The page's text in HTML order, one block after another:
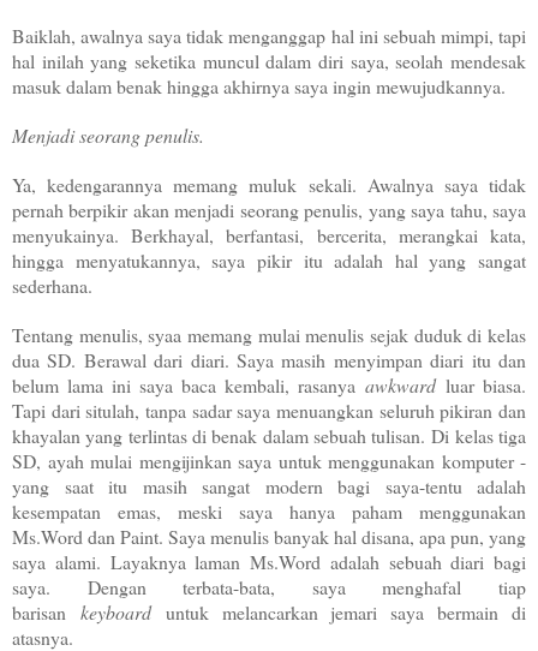
Baiklah, awalnya saya tidak menganggap hal ini sebuah mimpi, tapi
hal inilah yang seketika muncul dalam diri saya, seolah mendesak
masuk dalam benak hingga akhirnya saya ingin mewujudkannya.
Menjadi seorang penulis.
Ya, kedengarannya memang muluk sekali. Awalnya saya tidak
pernah berpikir akan menjadi seorang penulis, yang saya tahu, saya
menyukainya. Berkhayal, berfantasi, bercerita, merangkai kata,
hingga menyatukannya, saya pikir itu adalah hal yang sangat
sederhana.
Tentang menulis, syaa memang mulai menulis sejak duduk di kelas
dua SD. Berawal dari diari. Saya masih menyimpan diari itu dan
belum lama ini saya baca kembali, rasanya awkwardluar biasa.
Tapi dari situlah, tanpa sadar saya menuangkan seluruh pikiran dan
khayalan yang terlintas di benak dalam sebuah tulisan.Di kelas tiga
SD, ayah mulai mengijinkan saya untuk menggunakan komputer -
yang saat itu masih sangat modern bagi saya-tentu adalah
kesempatan emas, meski saya hanya paham menggunakan
Ms.Word dan Paint. Saya menulis banyak hal disana, apa pun, yang
saya alami. Layaknya laman Ms.Word adalah sebuah diari bagi
saya. Dengan terbata-bata, saya menghafal tiap
barisan keyboarduntuk melancarkan jemari saya bermain di
atasnya.